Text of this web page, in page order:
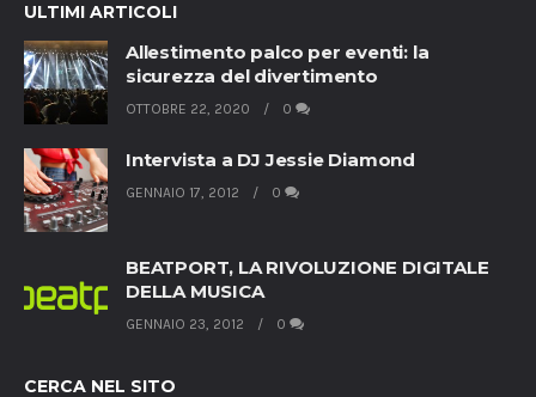
ULTIMI ARTICOLI
Allestimento palco per eventi: la
sicurezza del divertimento
OTTOBRE 22, 2020 0
Intervista a DJ Jessie Diamond
GENNAIO 17, 2012 0
BEATPORT, LA RIVOLUZIONE DIGITALE
DELLA MUSICA
GENNAIO 23, 2012 0
CERCA NEL SITO